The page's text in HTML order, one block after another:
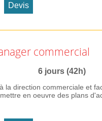
Devis
commercial
6 jours (42h)
la direction commerciale et
en oeuvre des plans